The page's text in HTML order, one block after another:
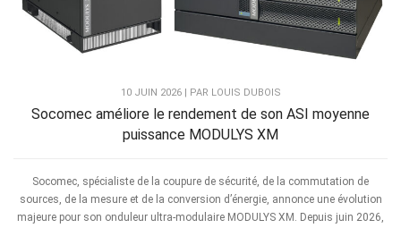
10 JUIN 2026 | PAR LOUIS DUBOIS
Socomec améliore le rendement de son ASI moyenne
puissance MODULYS XM
Socomec, spécialiste de la coupure de sécurité, de la commutation de
sources, de la mesure et de la conversion d’énergie, annonce une évolution
majeure pour son onduleur ultra-modulaire MODULYS XM. Depuis juin 2026,